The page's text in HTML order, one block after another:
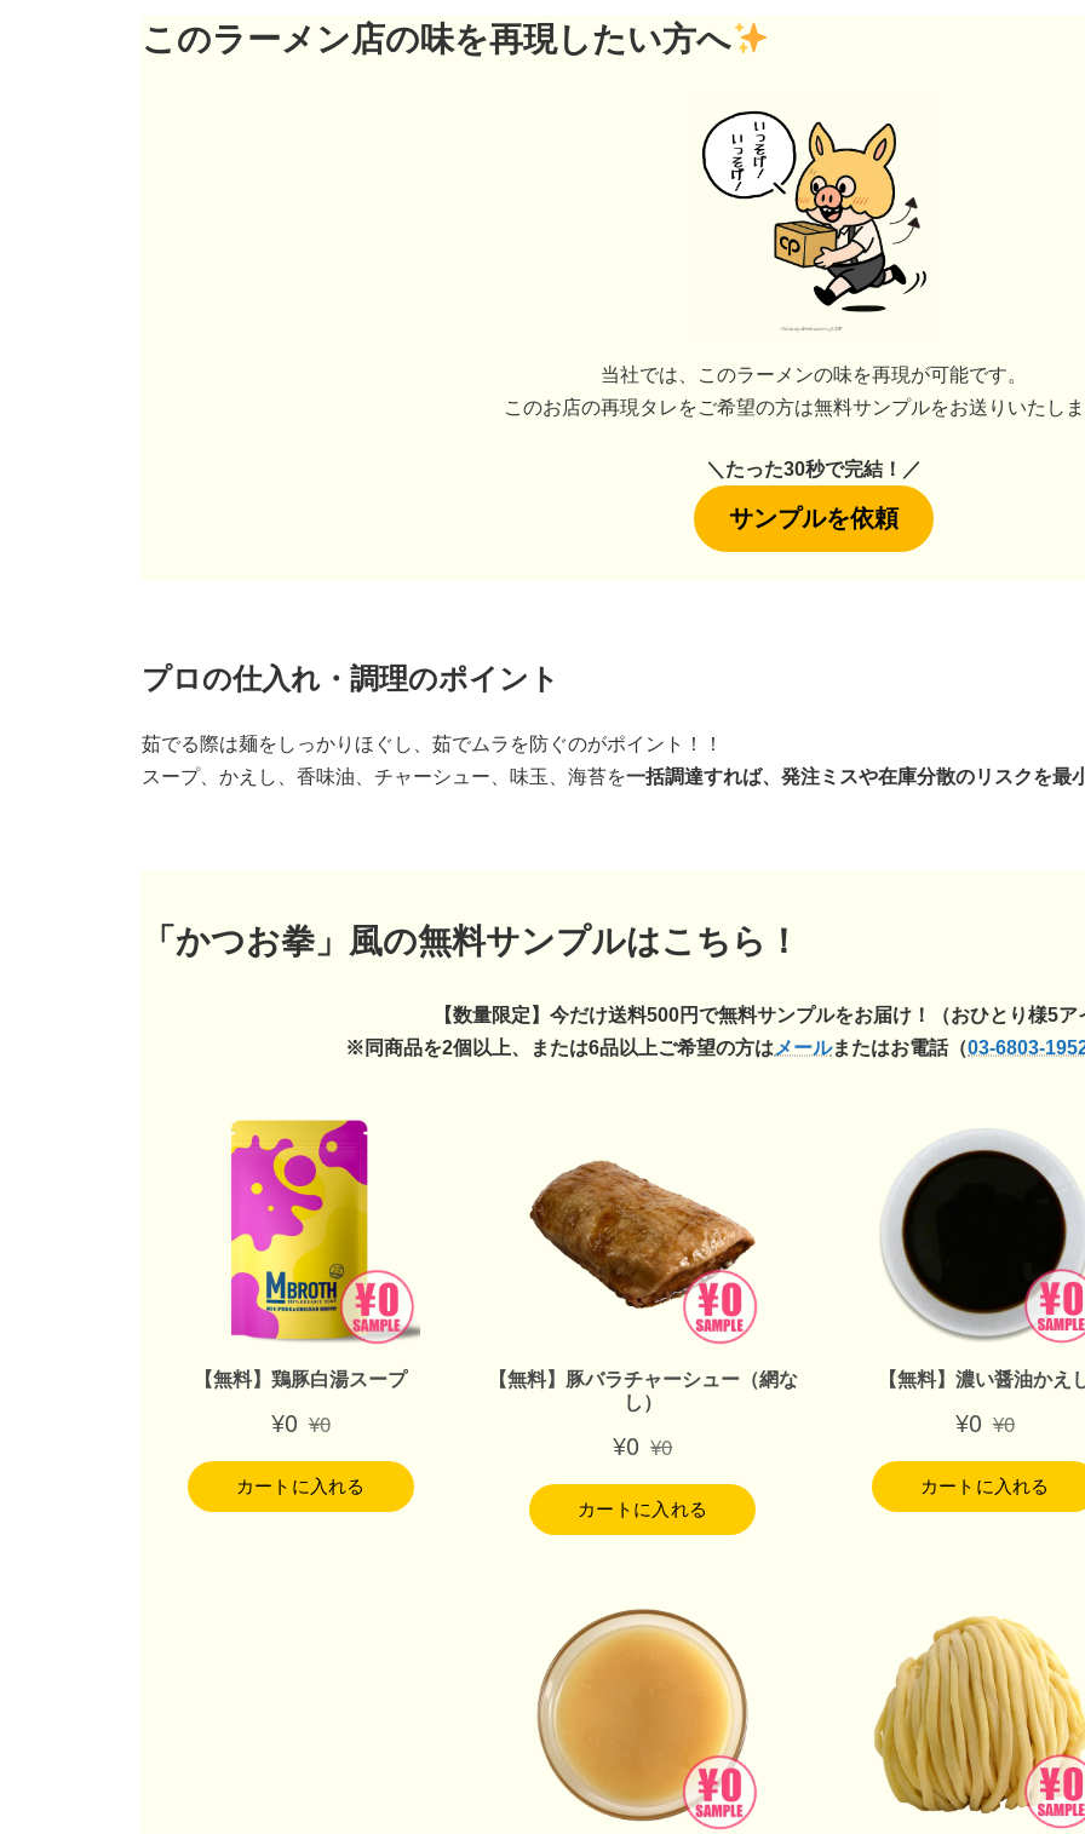
このラーメン店の味を再現したい方へ
当社では、このラーメンの味を再現が可能です。
このお店の再現タレをご希望の方は無料サンプルをお送りいたし
＼たった30秒で完結！／
サンプルを依頼
プロの仕入れ・調理のポイント
茹でる際は麺をしっかりほぐし、茹でムラを防ぐのがポイント！！
スープ、かえし、香味油、チャーシュー、味玉、海苔を一括調達すれば、発注ミスや在庫分散のリスクを最
「かつお拳」風の無料サンプルはこちら！
【数量限定】今だけ送料500円で無料サンプルをお届け！
（おひとり様5
※同商品を2個以上、または6品以上ご希望の方は メールまたはお電話（03-6803-